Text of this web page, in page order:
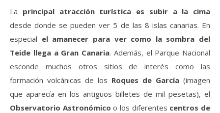
La principal atracción turística es subir a la cima
desde donde se pueden ver 5 de las 8 islas canarias. En
especial el amanecer para ver como la sombra del
Teide llega a Gran Canaria. Además, el Parque Nacional
esconde muchos otros sitios de interés como las
formación volcánicas de los Roques de García (imagen
que aparecía en los antiguos billetes de mil pesetas), el
Observatorio Astronómico o los diferentes centros de